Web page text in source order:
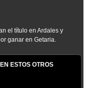
el título en Ardales y
ganar en Getaria.
ESTOS OTROS